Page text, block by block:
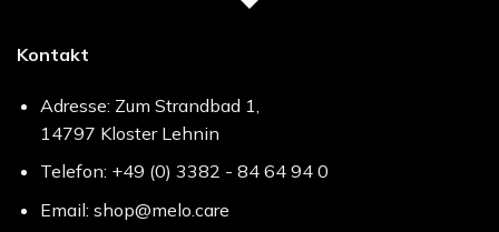
Kontakt
Adresse: Zum Strandbad 1,
14797 Kloster Lehnin
Telefon: +49 (0) 3382 - 84 64 94 0
Email: shop@melo.care